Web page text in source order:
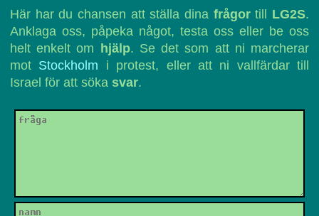
Här har du chansen att ställa dina frågortill LG2S.
Anklaga oss, påpeka något, testa oss eller be oss
helt enkelt om
hjälp. Se det som att ni marcherar
mot Stockholm i protest, eller att ni vallfärdar till
Israel för att söka svar.